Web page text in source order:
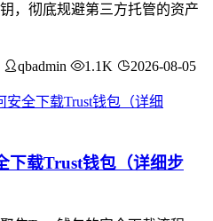
，彻底规避第三方托管的资产
qbadmin 1.1K 2026-08-05
下载Trust钱包（详细步